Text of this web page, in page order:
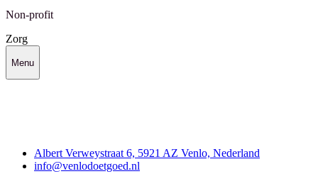
Non-profit
Zorg
Menu
Albert Verweystraat 6, 5921 AZ Venlo, Nederland
info@venlodoetgoed.nl